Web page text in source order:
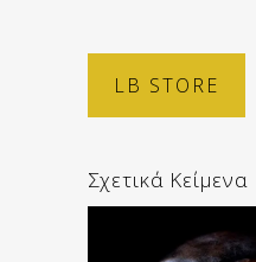
LB STORE
Σχετικά Κείμενα